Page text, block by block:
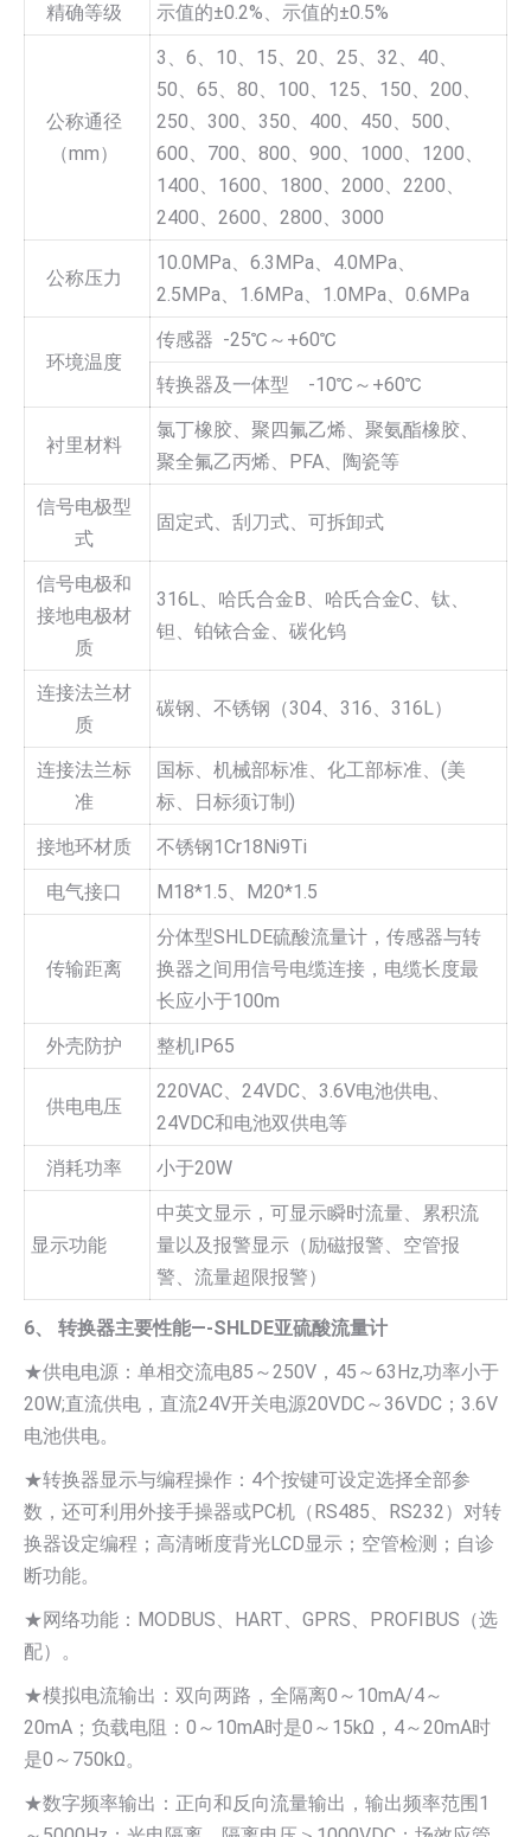
精确等级
示值的±0.2%、示值的±0.5%
公称通径
（mm）
3、6、10、15、20、25、32、40、
50、65、80、100、125、150、200、
250、300、350、400、450、500、
600、700、800、900、1000、1200、
1400、1600、1800、2000、2200、
2400、2600、2800、3000
公称压力
10.0MPa、6.3MPa、4.0MPa、
2.5MPa、1.6MPa、1.0MPa、0.6MPa
环境温度
传感器 -25℃～+60℃
转换器及一体型 -10℃～+60℃
衬里材料
氯丁橡胶、聚四氟乙烯、聚氨酯橡胶、
聚全氟乙丙烯、PFA、陶瓷等
信号电极型
式
固定式、刮刀式、可拆卸式
信号电极和
接地电极材
质
316L、哈氏合金B、哈氏合金C、钛、
钽、铂铱合金、碳化钨
连接法兰材
质
碳钢、不锈钢（304、316、316L）
连接法兰标
准
国标、机械部标准、化工部标准、(美
标、日标须订制)
接地环材质
不锈钢1Cr18Ni9Ti
电气接口
M18*1.5、M20*1.5
传输距离
分体型SHLDE硫酸流量计，传感器与转
换器之间用信号电缆连接，电缆长度最
长应小于100m
外壳防护
整机IP65
供电电压
220VAC、24VDC、3.6V电池供电、
24VDC和电池双供电等
消耗功率
小于20W
显示功能
中英文显示，可显示瞬时流量、累积流
量以及报警显示（励磁报警、空管报
警、流量超限报警）
6、 转换器主要性能—-SHLDE亚硫酸流量计
★供电电源：单相交流电85～250V，45～63Hz,功率小于
20W;直流供电，直流24V开关电源20VDC～36VDC；3.6V
电池供电。
★转换器显示与编程操作：4个按键可设定选择全部参
数，还可利用外接手操器或PC机（RS485、RS232）对转
换器设定编程；高清晰度背光LCD显示；空管检测；自诊
断功能。
★网络功能：MODBUS、HART、GPRS、PROFIBUS（选
配）。
★模拟电流输出：双向两路，全隔离0～10mA/4～
20mA；负载电阻：0～10mA时是0～15kΩ，4～20mA时
是0～750kΩ。
★数字频率输出：正向和反向流量输出，输出频率范围1